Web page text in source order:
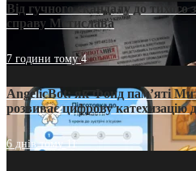
Від гучного скандалу до
справу Мстислава
7 години тому4
AngelicBot: як Фонд пам’яті
розвиває цифрову катехизацію
6 днів тому11